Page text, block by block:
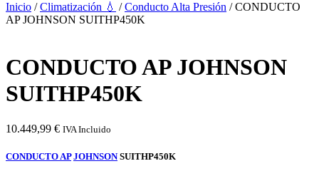
Inicio /Climatización 💧 /Conducto Alta Presión / CONDUCTO
AP JOHNSON SUITHP450K
CONDUCTO AP JOHNSON
SUITHP450K
10.449,99 € IVA Incluido
CONDUCTO AP JOHNSONSUITHP450K